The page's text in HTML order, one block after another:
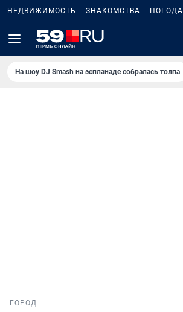
НЕДВИЖИМОСТЬ ЗНАКОМСТВА ПОГОДА
На шоу DJ Smash на эспланаде собралась толпа
ГОРОД